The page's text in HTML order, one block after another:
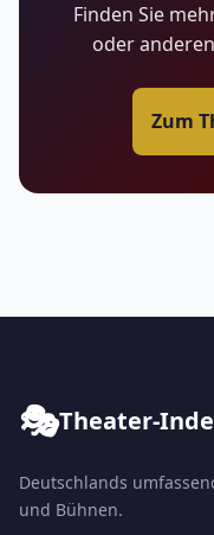
Finden Sie
oder
Zum
🎭Theater-
Deutschlands
und Bühnen.